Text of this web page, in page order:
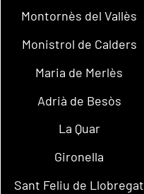
Montornès del Vallès
Monistrol de Calders
Maria de Merlès
Adrià de Besòs
La Quar
Gironella
Sant Feliu de Llobregat